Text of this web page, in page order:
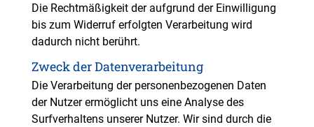
Die Rechtmäßigkeit der aufgrund der Einwilligung
bis zum Widerruf erfolgten Verarbeitung wird
dadurch nicht berührt.
Zweck der Datenverarbeitung
Die Verarbeitung der personenbezogenen Daten
der Nutzer ermöglicht uns eine Analyse des
Surfverhaltens unserer Nutzer. Wir sind durch die